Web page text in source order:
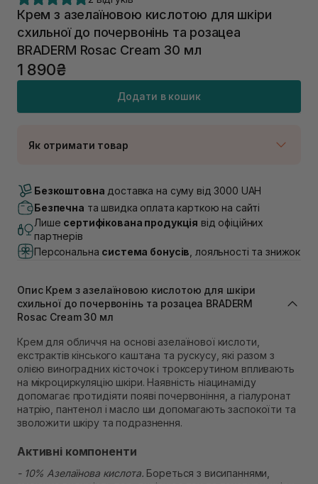
Крем з азелаїновою кислотою для шкіри
схильної до почервонінь та розацеа
BRADERM Rosac Cream 30 мл
1 890₴
Додати в кошик
Як отримати товар
В наявності
Самовивіз м. Луцьк, вул. Винниченка 4
В наявності
Самовивіз м. Львів, вул. Академіка Підстригача, 1В
(Duck’s Lake)
Немає в наявності!
В наявності
Самовивіз м. Львів, вул. Степана Бандери 45
В наявності
В наявності
Самовивіз м. Рівне, вул. Кулика і Гудачека 23 (ТЦ
Екватор)
В наявності
Безкоштовна доставка на суму від 3000 UAH
Безпечна та швидка оплата карткою на сайті
Лише сертифікована продукція від офіційних
партнерів
Персональна система бонусів , лояльності та знижок
Опис Крем з азелаїновою кислотою для шкіри
схильної до почервонінь та розацеа BRADERM
Rosac Cream 30 мл
Крем для обличчя на основі азелаїнової кислоти,
екстрактів кінського каштана та рускусу, які разом з
олією виноградних кісточок і троксерутином впливають
на мікроциркуляцію шкіри. Наявність ніацинаміду
допомагає протидіяти появі почервоніння, а гіалуронат
натрію, пантенол і масло ши допомагають заспокоїти та
зволожити шкіру та подразнення.
Активні компоненти
- 10% Азелаїнова кислота. Бореться з висипаннями,